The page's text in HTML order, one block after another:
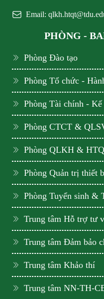
Email:
PHÒNG -
Phòng Đào tạo
Phòng Tổ chức -
Phòng Tài chính - Kế
Phòng CTCT &
Phòng QLKH &
Phòng Quản trị thiết
Phòng Tuyển sinh &
Trung tâm Hỗ trợ tư
Trung tâm Đảm bảo
Trung tâm Khảo thí
Trung tâm NN-TH-